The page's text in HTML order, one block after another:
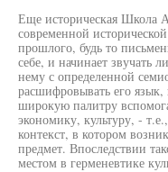
Еще историческая Школа
современной
прошлого, будь то
себе, и начинает звучать
нему с определенной
расшифровывать его
широкую палитру
экономику, культуру, -
контекст, в котором
предмет. Впоследствии
местом в герменевтике